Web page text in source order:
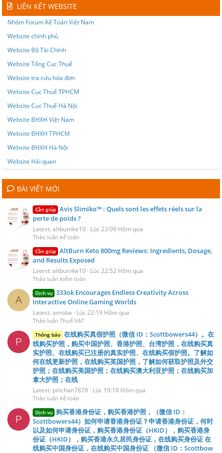
LIÊN KẾT WEBSITE
Nhóm Forum Kế Toán Việt Nam
Website chính phủ
Website Bộ Tài Chính
Website Tổng Cục Thuế
Website tra cứu hóa đơn
Website Cục Thuế TPHCM
Website Cục Thuế Hà Nội
Website BHXH Việt Nam
Website BHXH TPHCM
Website BHXH Hà Nội
Website Hải quan
BÀI VIẾT MỚI
Cần giúp Avis Slimiko™ : Quels sont les effets réels sur la
perte de poids ?
Latest: altburnke10 Lúc 23:09 Hôm qua
Thảo luận kế toán
Cần giúp AltBurn Keto 800mg Reviews: Ingredients, Dosage,
and Results Exposed
Latest: altburnke10 Lúc 22:52 Hôm qua
Thảo luận kiểm toán
A
Dịch vụ 333ok Encourages Endless Creativity Across
Interactive Online Gaming Worlds
Latest: amoba Lúc 22:19 Hôm qua
Thảo luận Thuế VAT
P
Thông báo 在线购买真假护照（微信 ID：Scottbowers44）。在
线购买护照，购买中国护照、香港护照、台湾护照，在线购买真
实护照、在线购买已注册的真实护照、在线购买假护照。了解如
何在线更新护照，在线购买英国护照，了解如何获取护照及外交
护照；在线购买美国护照；在线购买澳大利亚护照；在线购买加
拿大护照；在线
Latest: pinchan7878 Lúc 19:18 Hôm qua
Thảo luận kế toán
P
Dịch vụ 购买香港身份证，购买香港护照，（微信 ID：
Scottbowers44）如何申请香港身份证？申请香港身份证，何时
以及如何申请身份证，购买香港身份证（HKID），购买香港身
份证（HKID），购买香港永久居民身份证，在线购买身份证 在
线购买中国身份证，在线购买中国身份证 （微信 ID：Scottbow